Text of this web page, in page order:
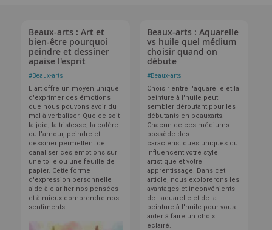
Beaux-arts : Art et
bien-être pourquoi
peindre et dessiner
apaise l'esprit
#Beaux-arts
L'art offre un moyen unique
d'exprimer des émotions
que nous pouvons avoir du
mal à verbaliser. Que ce soit
la joie, la tristesse, la colère
ou l'amour, peindre et
dessiner permettent de
canaliser ces émotions sur
une toile ou une feuille de
papier. Cette forme
d'expression personnelle
aide à clarifier nos pensées
et à mieux comprendre nos
sentiments.
Beaux-arts : Aquarelle
vs huile quel médium
choisir quand on
débute
#Beaux-arts
Choisir entre l'aquarelle et la
peinture à l'huile peut
sembler déroutant pour les
débutants en beauxarts.
Chacun de ces médiums
possède des
caractéristiques uniques qui
influencent votre style
artistique et votre
apprentissage. Dans cet
article, nous explorerons les
avantages et inconvénients
de l'aquarelle et de la
peinture à l'huile pour vous
aider à faire un choix
éclairé.